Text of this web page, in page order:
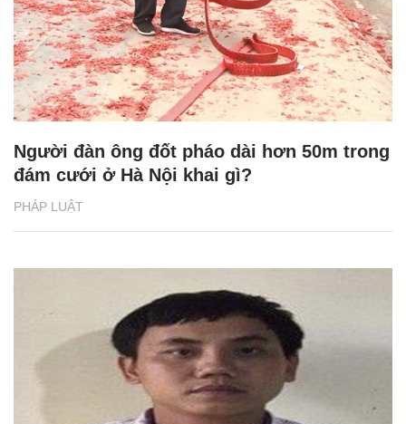
PHÁP LUẬT
Người đàn ông đốt pháo dài hơn 50m trong
đám cưới ở Hà Nội khai gì?